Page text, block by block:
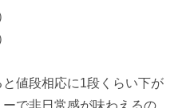
値段相応に1段くらい下が